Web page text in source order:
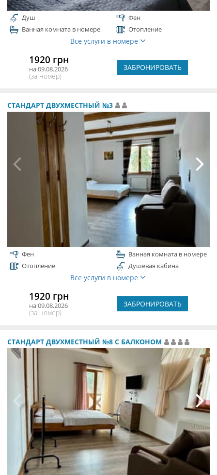
Душ
Фен
Ванная комната в номере
Отопление
Все услуги в номере
1920 грн
на 09.08.2026
(за номер)
ЗАБРОНИРОВАТЬ
СТАНДАРТ ДВУХМЕСТНЫЙ №3
Фен
Ванная комната в номере
Отопление
Душевая кабина
Все услуги в номере
1920 грн
на 09.08.2026
(за номер)
ЗАБРОНИРОВАТЬ
СТАНДАРТ ДВУХМЕСТНЫЙ №8 С БАЛКОНОМ